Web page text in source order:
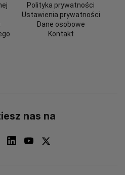
Polityka prywatności
Ustawienia prywatności
Dane osobowe
Kontakt
nas na